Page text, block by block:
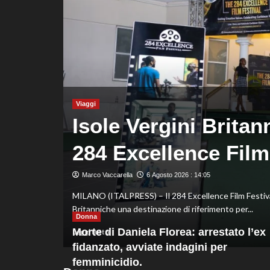
sconfitto
Mejia
due
set
e folklore al
con un obiettivo chiaro: rendere le Isole Vergini
Viaggi
ROMA
proprio per
Leggi tutto
Donna
Morte di Daniela Florea: arrestato l’ex
fidanzato, avviate indagini per
femminicidio.